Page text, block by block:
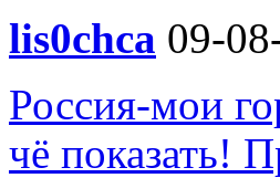
lis0chca 09-
Россия-мои
чё показать!